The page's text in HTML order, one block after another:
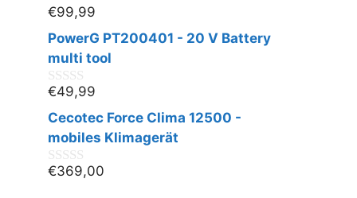
0
v
o
n
€99,99
PowerG PT200401 - 20 V Battery
multi tool
0
v
o
n
€49,99
Cecotec Force Clima 12500 -
mobiles Klimagerät
0
€369,00